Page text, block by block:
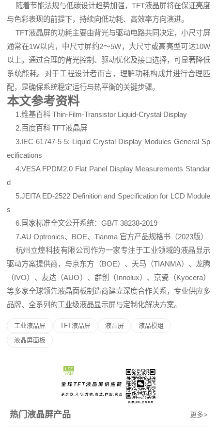
随着节能法规与低碳设计趋势加强，TFT液晶屏将在保证亮度
与色彩表现的前提下，持续向低功耗、高效率方向演进。
TFT液晶屏的功耗主要由背光与驱动电路共同决定，小尺寸屏
通常在1W以内，中尺寸屏约2～5W，大尺寸或高亮型可达10W
以上。通过合理的背光控制、驱动优化及接口选择，可显著降低
系统能耗。对于工程设计者而言，理解功耗构成并进行合理匹
配，是确保系统稳定运行与热平衡的关键步骤。
本文参考资料
1.维基百科 Thin-Film-Transistor Liquid-Crystal Display
2.百度百科 TFT液晶屏
3.IEC 61747-5-5: Liquid Crystal Display Modules General Sp
ecifications
4.VESA FPDM2.0 Flat Panel Display Measurements Standar
d
5.JEITA ED-2522 Definition and Specification for LCD Module
s
6.国家标准全文公开系统： GB/T 38238-2019
7.AU Optronics、BOE、Tianma 官方产品规格书（2023版）
杭州立煌科技有限公司作为一家专注于工业领域的液晶显示
驱动方案提供商，与京东方（BOE）、天马（TIANMA）、龙腾
（IVO）、友达（AUO）、群创（Innolux）、 京瓷 （Kyocera）
等多家全球领先液晶面板制造商建立深度合作关系，专业供应多
品牌、全系列的工业级液晶显示屏与定制化解决方案。
工业液晶屏 TFT液晶屏 液晶屏
液晶模组
液晶屏面板
更多>
热门液晶屏产品